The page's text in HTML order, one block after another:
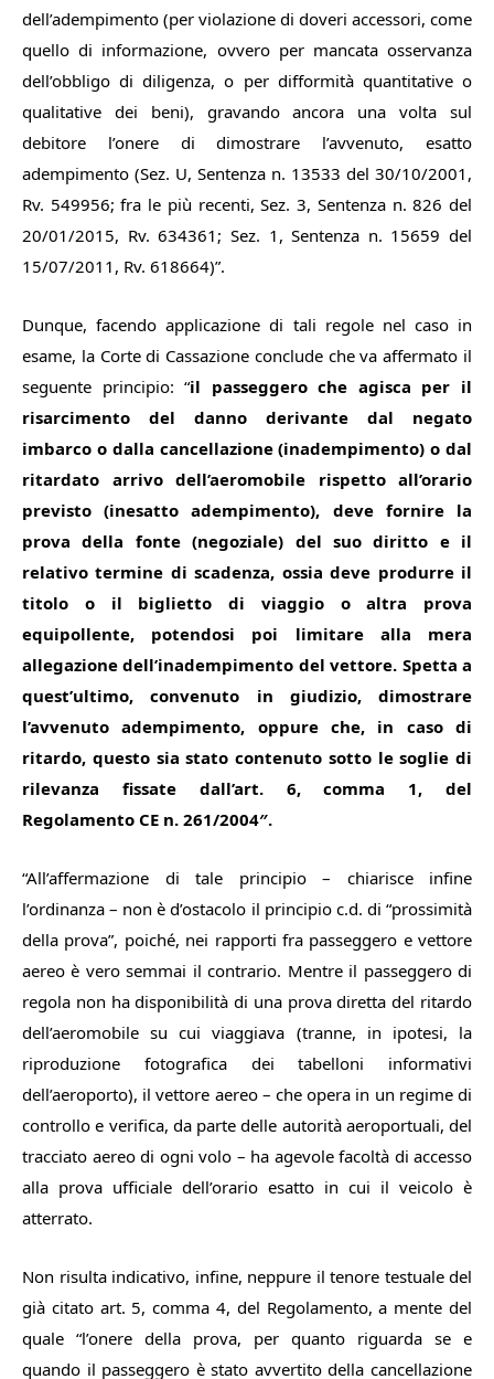
dell’adempimento (per violazione di doveri accessori, come
quello di informazione, ovvero per mancata osservanza
dell’obbligo di diligenza, o per difformità quantitative o
qualitative dei beni), gravando ancora una volta sul
debitore l’onere di dimostrare l’avvenuto, esatto
adempimento (Sez. U, Sentenza n. 13533 del 30/10/2001,
Rv. 549956; fra le più recenti, Sez. 3, Sentenza n. 826 del
20/01/2015, Rv. 634361; Sez. 1, Sentenza n. 15659 del
15/07/2011, Rv. 618664)”.
Dunque, facendo applicazione di tali regole nel caso in
esame, la Corte di Cassazione conclude che va affermato il
seguente principio: “il passeggero che agisca per il
risarcimento del danno derivante dal negato
imbarco o dalla cancellazione (inadempimento) o dal
ritardato arrivo dell’aeromobile rispetto all’orario
previsto (inesatto adempimento), deve fornire la
prova della fonte (negoziale) del suo diritto e il
relativo termine di scadenza, ossia deve produrre il
titolo o il biglietto di viaggio o altra prova
equipollente, potendosi poi limitare alla mera
allegazione dell’inadempimento del vettore. Spetta a
quest’ultimo, convenuto in giudizio, dimostrare
l’avvenuto adempimento, oppure che, in caso di
ritardo, questo sia stato contenuto sotto le soglie di
rilevanza fissate dall’art. 6, comma 1, del
Regolamento CE n. 261/2004″.
“All’affermazione di tale principio– chiarisce infine
l’ordinanza – non è d’ostacolo il principio c.d. di “prossimità
della prova”, poiché, nei rapporti fra passeggero e vettore
aereo è vero semmai il contrario. Mentre il passeggero di
regola non ha disponibilità di una prova diretta del ritardo
dell’aeromobile su cui viaggiava (tranne, in ipotesi, la
riproduzione fotografica dei tabelloni informativi
dell’aeroporto), il vettore aereo – che opera in un regime di
controllo e verifica, da parte delle autorità aeroportuali, del
tracciato aereo di ogni volo – ha agevole facoltà di accesso
alla prova ufficiale dell’orario esatto in cui il veicolo è
atterrato.
Non risulta indicativo, infine, neppure il tenore testuale del
già citato art. 5, comma 4, del Regolamento, a mente del
quale “l’onere della prova, per quanto riguarda se e
quando il passeggero è stato avvertito della cancellazione